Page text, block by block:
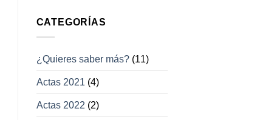
oculares
CATEGORÍAS
¿Quieres saber más?(11)
Actas 2021 (4)
Actas 2022 (2)